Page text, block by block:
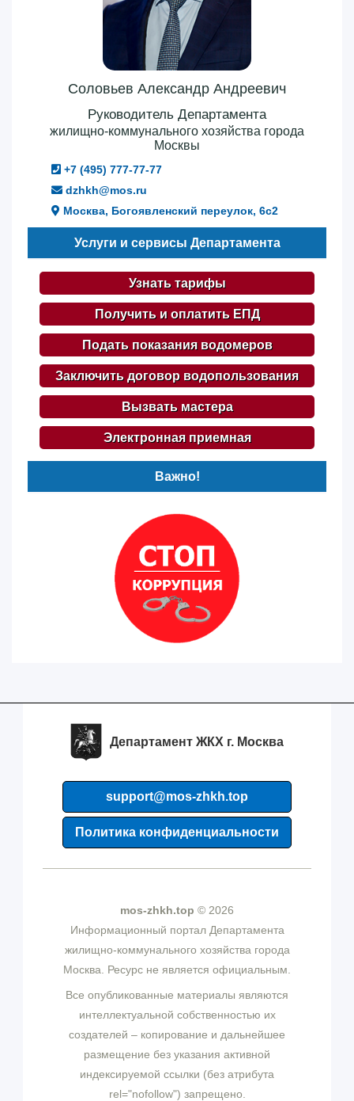
Соловьев Александр Андреевич
Руководитель Департамента
жилищно-коммунального хозяйства города
Москвы
+7 (495) 777-77-77
dzhkh@mos.ru
Москва, Богоявленский переулок, 6с2
Услуги и сервисы Департамента
Узнать тарифы
Получить и оплатить ЕПД
Подать показания водомеров
Заключить договор водопользования
Вызвать мастера
Электронная приемная
Важно!
Департамент ЖКХ г. Москва
support@mos-zhkh.top
Политика конфиденциальности
mos-zhkh.top © 2026
Информационный портал Департамента
жилищно-коммунального хозяйства города
Москва. Ресурс не является официальным.
Все опубликованные материалы являются
интеллектуальной собственностью их
создателей – копирование и дальнейшее
размещение без указания активной
индексируемой ссылки (без атрибута
rel="nofollow") запрещено.